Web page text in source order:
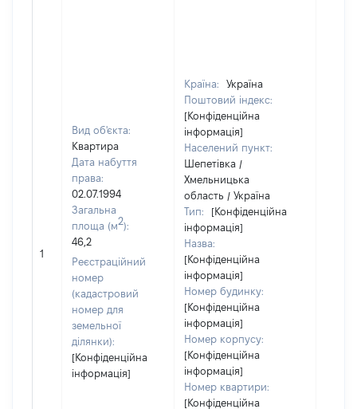
1
Вид об'єкта:
Квартира
Дата набуття
права:
02.07.1994
Загальна
площа (м2):
46,2
Реєстраційний
номер
(кадастровий
номер для
земельної
ділянки):
[Конфіденційна
інформація]
Країна:
Україна
Поштовий індекс:
[Конфіденційна
інформація]
Населений пункт:
Шепетівка /
Хмельницька
область / Україна
Тип:
[Конфіденційна
інформація]
Назва:
[Конфіденційна
інформація]
Номер будинку:
[Конфіденційна
інформація]
Номер корпусу:
[Конфіденційна
інформація]
Номер квартири:
[Конфіденційна